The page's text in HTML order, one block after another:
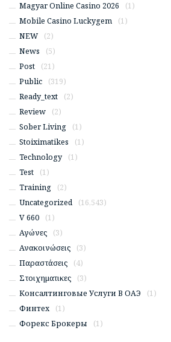
Magyar Online Casino 2026
(1)
Mobile Casino Luckygem
(1)
NEW
(2)
News
(5)
Post
(21)
Public
(319)
Ready_text
(2)
Review
(2)
Sober Living
(1)
Stoiximatikes
(1)
Technology
(1)
Test
(1)
Training
(2)
Uncategorized
(16,543)
V 660
(1)
Αγώνες
(3)
Ανακοινώσεις
(3)
Παραστάσεις
(4)
Στοιχηματικες
(3)
Консалтинговые Услуги В ОАЭ
(1)
Финтех
(1)
Форекс Брокеры
(1)